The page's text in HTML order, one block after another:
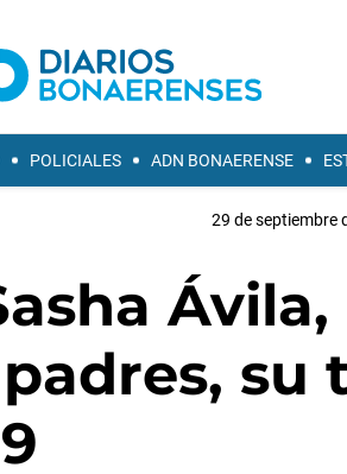
POLICIALES ADN BONAERENSE
29 de septiembre
Ávila,
su